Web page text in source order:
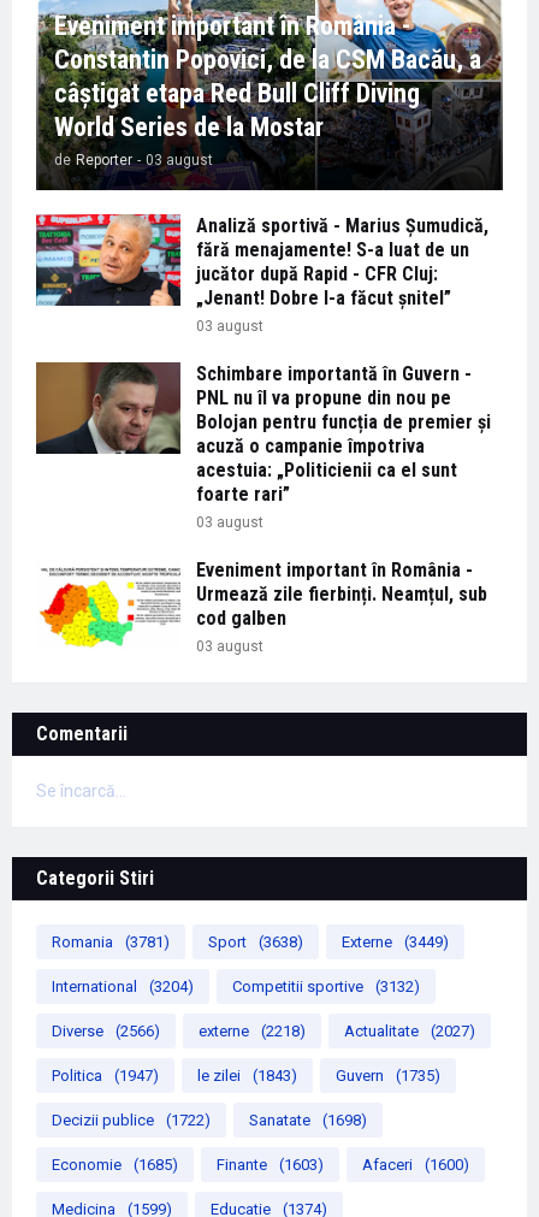
Eveniment important în România -
Constantin Popovici, de la CSM Bacău, a
câștigat etapa Red Bull Cliff Diving
World Series de la Mostar
de Reporter - 03 august
Analiză sportivă - Marius Șumudică,
fără menajamente! S-a luat de un
jucător după Rapid - CFR Cluj:
„Jenant! Dobre l-a făcut șnitel”
03 august
Schimbare importantă în Guvern -
PNL nu îl va propune din nou pe
Bolojan pentru funcția de premier și
acuză o campanie împotriva
acestuia: „Politicienii ca el sunt
foarte rari”
03 august
Eveniment important în România -
Urmează zile fierbinți. Neamțul, sub
cod galben
03 august
Comentarii
Se încarcă...
Categorii Stiri
Romania (3781) Sport (3638) Externe (3449)
International (3204) Competitii sportive (3132)
Diverse (2566) externe (2218) Actualitate (2027)
Politica (1947) le zilei (1843) Guvern (1735)
Decizii publice (1722) Sanatate (1698)
Economie (1685) Finante (1603) Afaceri (1600)
Medicina (1599) Educatie (1374)